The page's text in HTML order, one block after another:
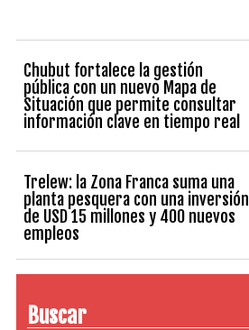
Chubut fortalece la gestión
pública con un nuevo Mapa de
Situación que permite consultar
información clave en tiempo real
Trelew: la Zona Franca suma una
planta pesquera con una inversión
de USD 15 millones y 400 nuevos
empleos
Buscar